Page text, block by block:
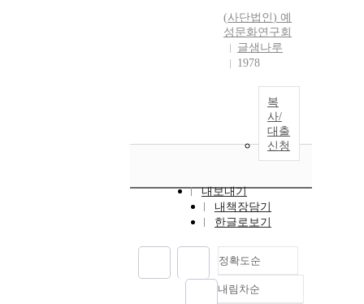
(사단법인) 예
성문화연구회
글샘나루
1978
복
사/
대출
신청
내보내기
내책장담기
한글로보기
정확도순
정확도
내림차순